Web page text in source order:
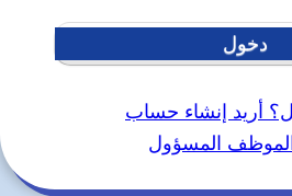
دخول
أريد إنشاء حساب
المسؤول